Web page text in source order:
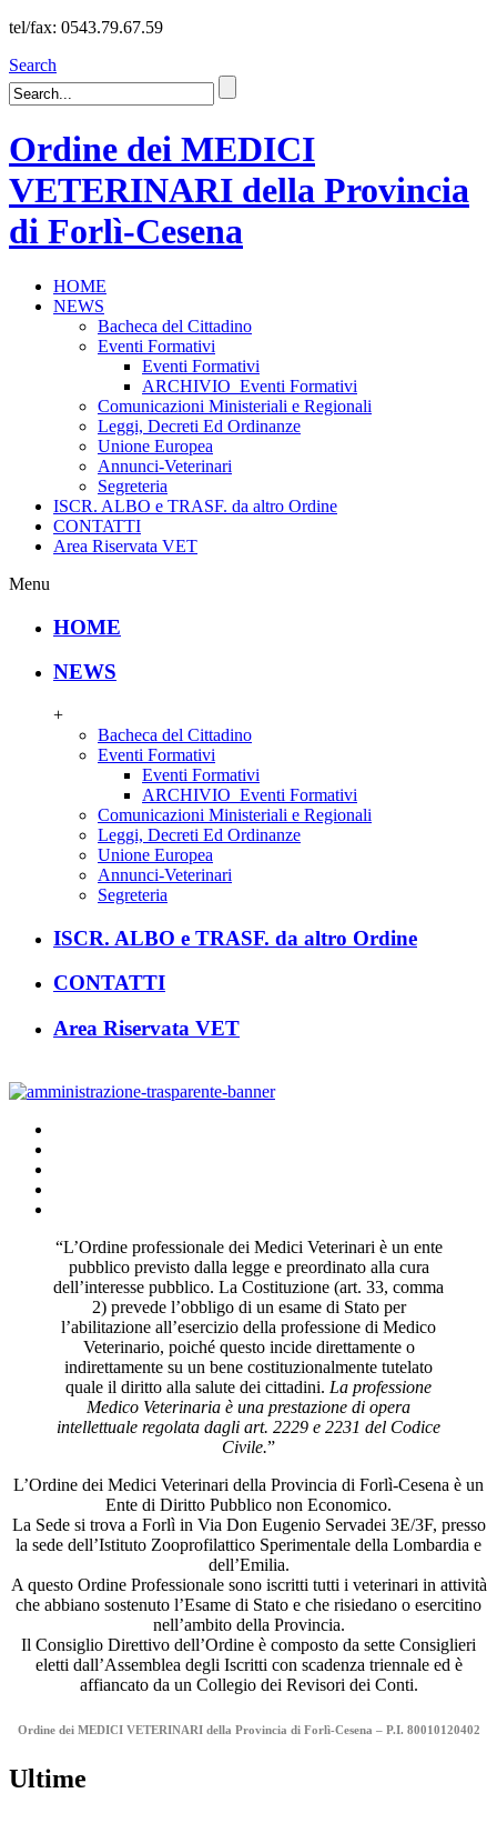
tel/fax: 0543.79.67.59
Search
Ordine dei MEDICI
VETERINARI della Provincia
di Forlì-Cesena
HOME
NEWS
Bacheca del Cittadino
Eventi Formativi
Eventi Formativi
ARCHIVIO_Eventi Formativi
Comunicazioni Ministeriali e Regionali
Leggi, Decreti Ed Ordinanze
Unione Europea
Annunci-Veterinari
Segreteria
ISCR. ALBO e TRASF. da altro Ordine
CONTATTI
Area Riservata VET
Menu
HOME
NEWS
+
Bacheca del Cittadino
Eventi Formativi
Eventi Formativi
ARCHIVIO_Eventi Formativi
Comunicazioni Ministeriali e Regionali
Leggi, Decreti Ed Ordinanze
Unione Europea
Annunci-Veterinari
Segreteria
ISCR. ALBO e TRASF. da altro Ordine
CONTATTI
Area Riservata VET
“L’Ordine professionale dei Medici Veterinari è un ente
pubblico previsto dalla legge e preordinato alla cura
dell’interesse pubblico. La Costituzione (art. 33, comma
2) prevede l’obbligo di un esame di Stato per
l’abilitazione all’esercizio della professione di Medico
Veterinario, poiché questo incide direttamente o
indirettamente su un bene costituzionalmente tutelato
quale il diritto alla salute dei cittadini. La professione
Medico Veterinaria è una prestazione di opera
intellettuale regolata dagli art. 2229 e 2231 del Codice
Civile.”
L’Ordine dei Medici Veterinari della Provincia di Forlì-Cesena è un
Ente di Diritto Pubblico non Economico.
La Sede si trova a Forlì in Via Don Eugenio Servadei 3E/3F, presso
la sede dell’Istituto Zooprofilattico Sperimentale della Lombardia e
dell’Emilia.
A questo Ordine Professionale sono iscritti tutti i veterinari in attività
che abbiano sostenuto l’Esame di Stato e che risiedano o esercitino
nell’ambito della Provincia.
Il Consiglio Direttivo dell’Ordine è composto da sette Consiglieri
eletti dall’Assemblea degli Iscritti con scadenza triennale ed è
affiancato da un Collegio dei Revisori dei Conti.
Ordine dei MEDICI VETERINARI della Provincia di Forlì-Cesena – P.I. 80010120402
Ultime